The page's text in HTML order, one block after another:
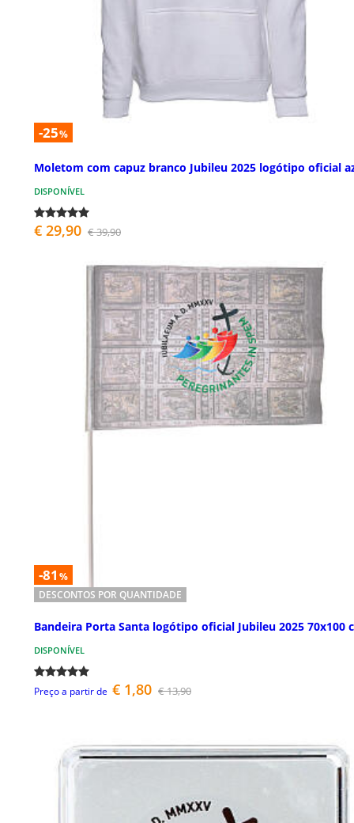
-25%
Moletom com capuz branco Jubileu 2025 logótipo oficial
DISPONÍVEL
€ 29,90 € 39,90
-81 %
DESCONTOS POR QUANTIDADE
Bandeira Porta Santa logótipo oficial Jubileu 2025 70x100
DISPONÍVEL
Preço a partir de € 1,80 € 13,90